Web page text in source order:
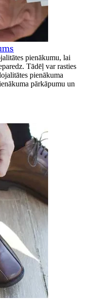
pienākumu, lai
Tādēļ var rasties
pienākuma
pārkāpumu un